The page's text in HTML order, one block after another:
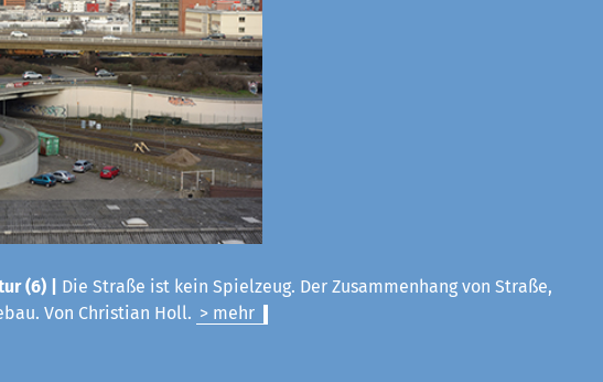
(6) |
Die Straße ist kein Spielzeug. Der Zusammenhang von Straße,
Von Christian Holl. > mehr